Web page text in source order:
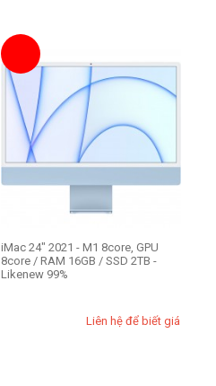
iMac 24" 2021 - M1 8core, GPU
8core / RAM 16GB / SSD 2TB -
Likenew 99%
Liên hệ để biết giá